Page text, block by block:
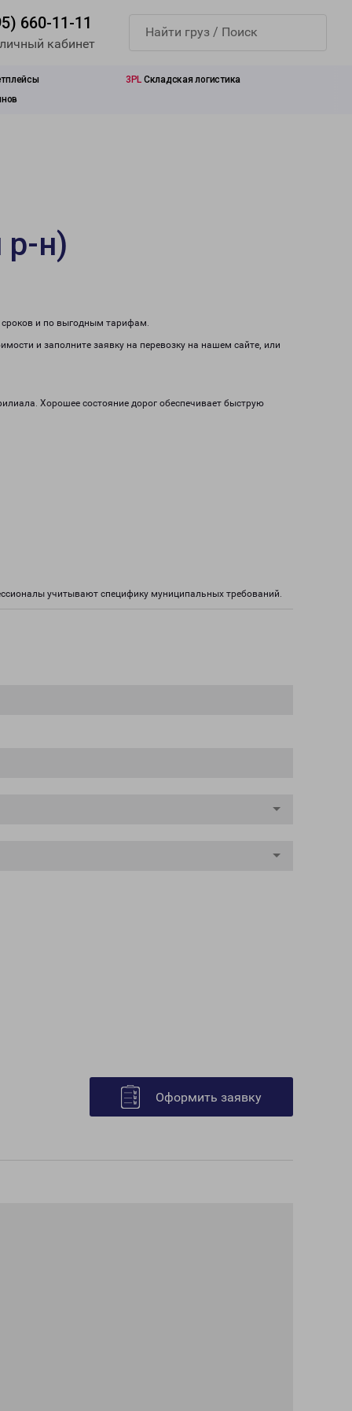
660-11-11
кабинет
3PL Складская логистика
р-н)
сроков и по выгодным тарифам.
и заполните заявку на перевозку на нашем сайте, или
Хорошее состояние дорог обеспечивает быструю
учитывают специфику муниципальных требований.
Оформить заявку